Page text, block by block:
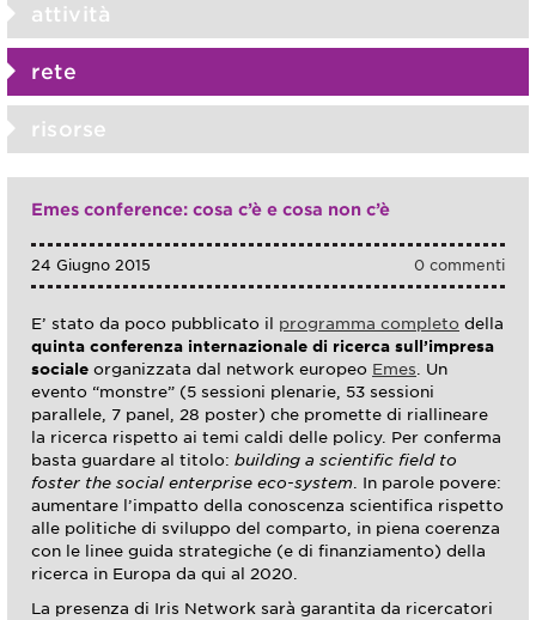
attività
rete
risorse
Emes conference: cosa c’è e cosa non c’è
0 commenti
24 Giugno 2015
E’ stato da poco pubblicato il programma completo della
quinta conferenza internazionale di ricerca sull’impresa
sociale organizzata dal network europeo Emes . Un
evento “monstre” (5 sessioni plenarie, 53 sessioni
parallele, 7 panel, 28 poster) che promette di riallineare
la ricerca rispetto ai temi caldi delle policy. Per conferma
basta guardare al titolo: building a scientific field to
foster the social enterprise eco-system . In parole povere:
aumentare l’impatto della conoscenza scientifica rispetto
alle politiche di sviluppo del comparto, in piena coerenza
con le linee guida strategiche (e di finanziamento) della
ricerca in Europa da qui al 2020.
La presenza di Iris Network sarà garantita da ricercatori